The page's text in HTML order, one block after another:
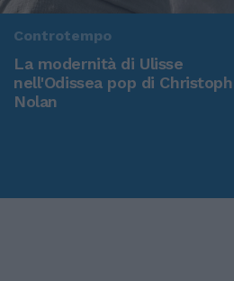
Controtempo
La modernità di Ulisse
nell'Odissea pop di
Nolan